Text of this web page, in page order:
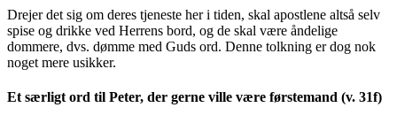
Drejer det sig om deres tjeneste her i tiden, skal apostlene altså selv
spise og drikke ved Herrens bord, og de skal være åndelige
dommere, dvs. dømme med Guds ord. Denne tolkning er dog nok
noget mere usikker.
Et særligt ord til Peter, der gerne ville være førstemand (v. 31f)